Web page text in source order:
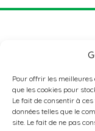
Pour offrir les meilleures
que les cookies pour
Le fait de consentir à
données telles que le
site. Le fait de ne pas
ADRESSE
Nordstad Aktiv+